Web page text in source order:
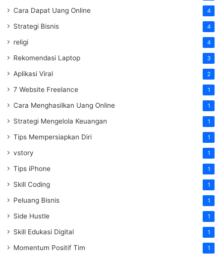
Cara Dapat Uang Online 4
Strategi Bisnis 4
religi 4
Rekomendasi Laptop 3
Aplikasi Viral 2
7 Website Freelance 1
Cara Menghasilkan Uang Online 1
Strategi Mengelola Keuangan 1
Tips Mempersiapkan Diri 1
vstory 1
Tips iPhone 1
Skill Coding 1
Peluang Bisnis 1
Side Hustle 1
Skill Edukasi Digital 1
Momentum Positif Tim 1